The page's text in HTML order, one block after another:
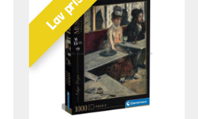
Lav pris